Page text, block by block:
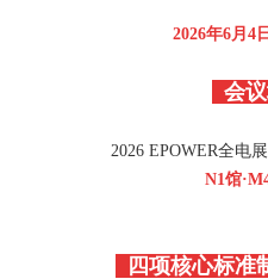
2026年6月4
会
2026 EPOWER全电
N1馆
四项核心标准